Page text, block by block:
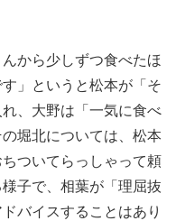
から少しずつ食べたほ
」というと松本が「そ
、大野は「一気に食べ
堀北については、松本
ついてらっしゃって頼
子で、相葉が「理屈抜
バイスすることはあり